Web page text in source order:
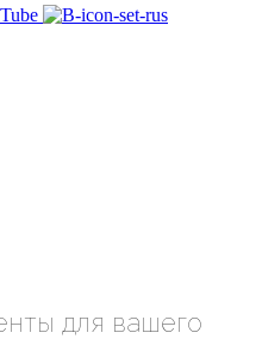
для вашего